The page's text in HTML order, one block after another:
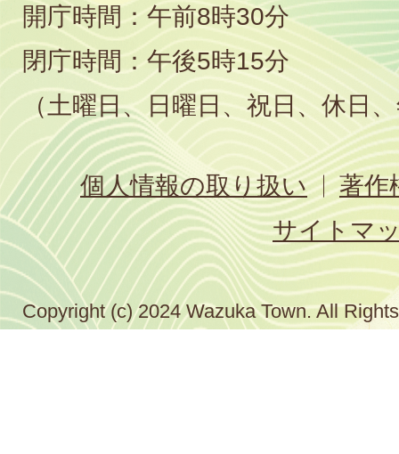
開庁時間：午前8時30分
閉庁時間：午後5時15分
（土曜日、日曜日、祝日、休日
個人情報の取り扱い
著作
サイトマ
Copyright (c) 2024 Wazuka Town. All